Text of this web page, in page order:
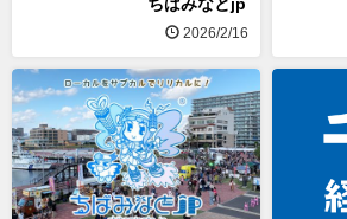
ちばみなとjp
2026/2/16